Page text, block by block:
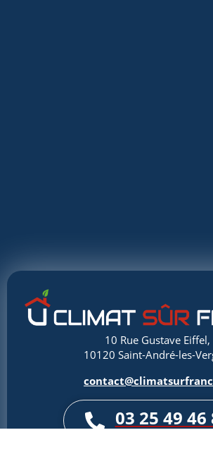
10 Rue Gustave Eiffel,
10120 Saint-André-les-
03 25 49 46